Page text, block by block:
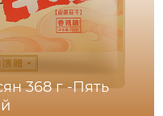
368 г -Пять